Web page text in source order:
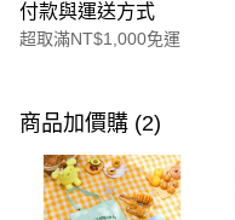
付款與運送方式
超取滿NT$1,000免運
信用卡一次付款
購物金
超商取貨付款
商品加價購 (2)